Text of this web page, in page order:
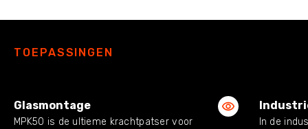
TOEPASSINGEN
Glasmontage
MPK50 is de ultieme krachtpatser voor
In de